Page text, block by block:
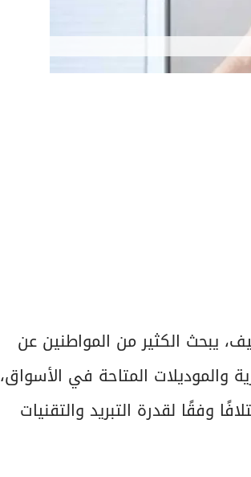
يبحث الكثير من المواطنين عن
والموديلات المتاحة في الأسواق،
وفقًا لقدرة التبريد والتقنيات